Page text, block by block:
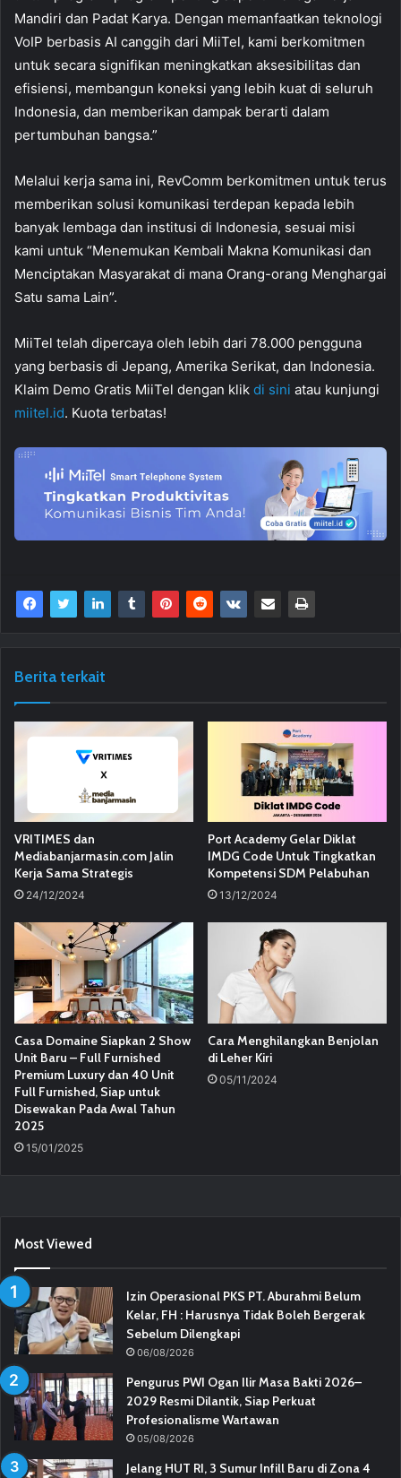
Mandiri dan Padat Karya. Dengan memanfaatkan teknologi
VoIP berbasis AI canggih dari MiiTel, kami berkomitmen
untuk secara signifikan meningkatkan aksesibilitas dan
efisiensi, membangun koneksi yang lebih kuat di seluruh
Indonesia, dan memberikan dampak berarti dalam
pertumbuhan bangsa.”
Melalui kerja sama ini, RevComm berkomitmen untuk terus
memberikan solusi komunikasi terdepan kepada lebih
banyak lembaga dan institusi di Indonesia, sesuai misi
kami untuk “Menemukan Kembali Makna Komunikasi dan
Menciptakan Masyarakat di mana Orang-orang Menghargai
Satu sama Lain”.
MiiTel telah dipercaya oleh lebih dari 78.000 pengguna
yang berbasis di Jepang, Amerika Serikat, dan Indonesia.
Klaim Demo Gratis MiiTel dengan klik di sini atau kunjungi
miitel.id. Kuota terbatas!
Berita terkait
VRITIMES dan
Mediabanjarmasin.com Jalin
Kerja Sama Strategis
24/12/2024
Port Academy Gelar Diklat
IMDG Code Untuk Tingkatkan
Kompetensi SDM Pelabuhan
13/12/2024
Casa Domaine Siapkan 2 Show
Unit Baru – Full Furnished
Premium Luxury dan 40 Unit
Full Furnished, Siap untuk
Disewakan Pada Awal Tahun
2025
15/01/2025
Cara Menghilangkan Benjolan
di Leher Kiri
05/11/2024
Most Viewed
Izin Operasional PKS PT. Aburahmi Belum
Kelar, FH : Harusnya Tidak Boleh Bergerak
Sebelum Dilengkapi
06/08/2026
Pengurus PWI Ogan Ilir Masa Bakti 2026–
2029 Resmi Dilantik, Siap Perkuat
Profesionalisme Wartawan
05/08/2026
Jelang HUT RI, 3 Sumur Infill Baru di Zona 4